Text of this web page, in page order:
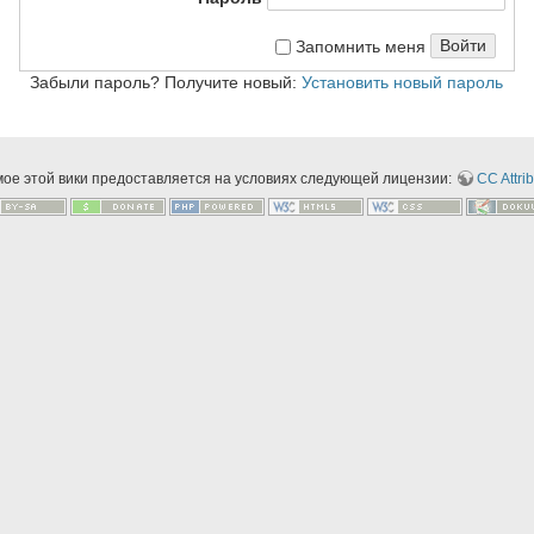
Запомнить меня
Войти
Забыли пароль? Получите новый:Установить новый пароль
этой вики предоставляется на условиях следующей лицензии: CC